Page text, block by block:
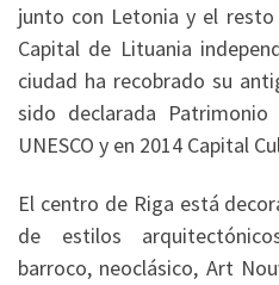
junto con Letonia y el resto
Capital de Lituania
ciudad ha recobrado su
sido declarada
UNESCO y en 2014 Capital
El centro de Riga está
de estilos
barroco, neoclásico, Art